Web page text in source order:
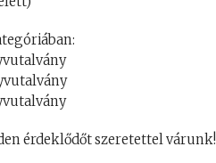
érdeklődőt szeretettel várunk!